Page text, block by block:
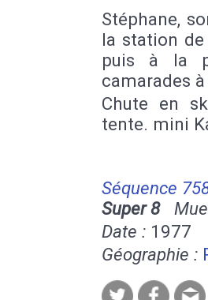
Stéphane,
la station de
puis à la
camarades
Chute en
tente. mini
Séquence
Super 8Muet
Date : 1977
Géographie :